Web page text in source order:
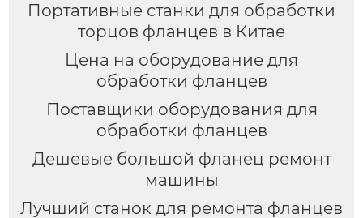
Портативные станки для обработки
торцов фланцев в Китае
Цена на оборудование для
обработки фланцев
Поставщики оборудования для
обработки фланцев
Дешевые большой фланец ремонт
машины
Лучший станок для ремонта фланцев